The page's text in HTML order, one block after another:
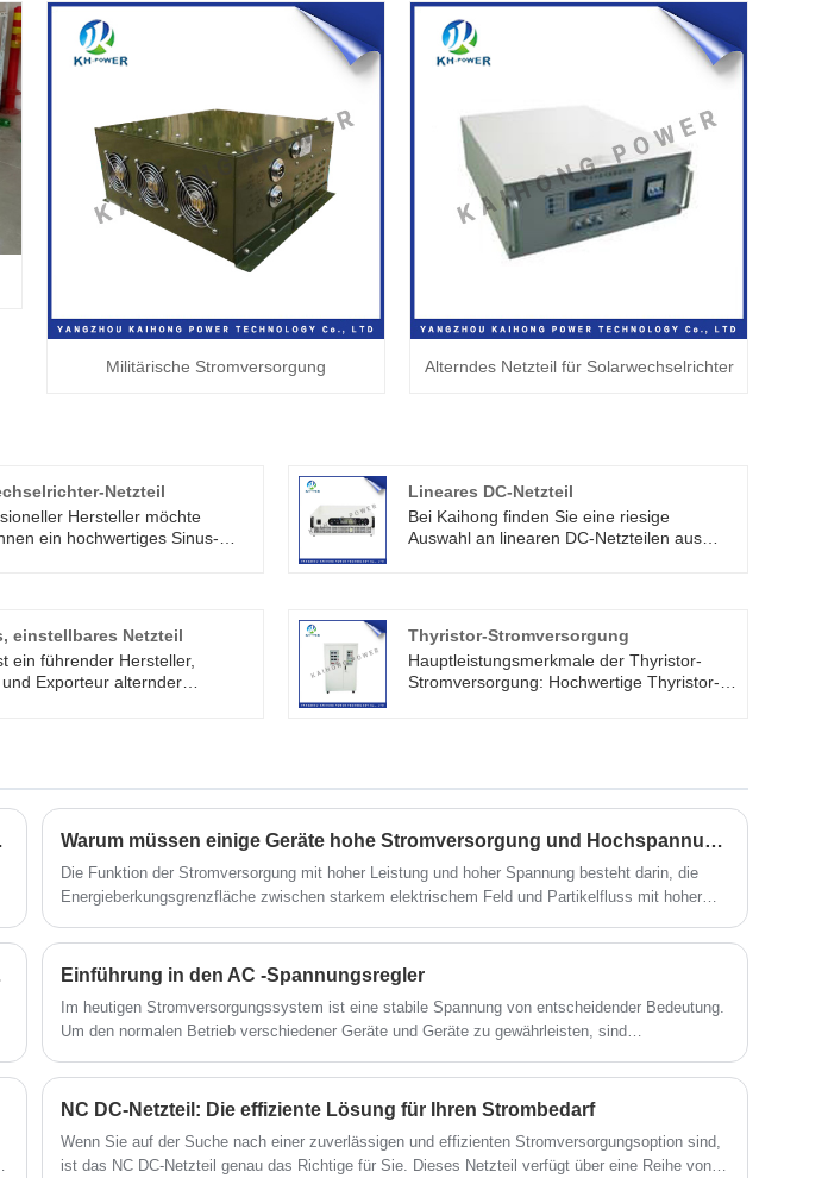
Militärische Stromversorgung Alterndes Netzteil für Solarwechselrichter
Netzteil
Hersteller möchte
ein hochwertiges Sinus-
Lineares DC-Netzteil
Bei Kaihong finden Sie eine riesige
Auswahl an linearen DC-Netzteilen aus
Wasseraufbereitung und anderen
Instrumenten wurden
Instrumentenhersteller sehr stark gefördert,
einstellbares Netzteil
ein führender Hersteller,
Exporteur alternder
Thermistoren, Relais,
anderen Bereichen
des
Thyristor-Stromversorgung
Hauptleistungsmerkmale der Thyristor-
Stromversorgung: Hochwertige Thyristor-
kann 1000 kW erreichen, hat eine perfekte
Schutzlinie, die Genauigkeit und Stabilität
sorgen Warum müssen einige Geräte hohe Stromversorgung und Hochspannungsstromversorgung verwenden?
Die Funktion der Stromversorgung mit hoher Leistung und hoher Spannung besteht darin, die
Energieberkungsgrenzfläche zwischen starkem elektrischem Feld und Partikelfluss mit hoher
Einführung in den AC -Spannungsregler
Im heutigen Stromversorgungssystem ist eine stabile Spannung von entscheidender Bedeutung.
Um den normalen Betrieb verschiedener Geräte und Geräte zu gewährleisten, sind
NC DC-Netzteil: Die effiziente Lösung für Ihren Strombedarf
Wenn Sie auf der Suche nach einer zuverlässigen und effizienten Stromversorgungsoption sind,
ist das NC DC-Netzteil genau das Richtige für Sie. Dieses Netzteil verfügt über eine Reihe von